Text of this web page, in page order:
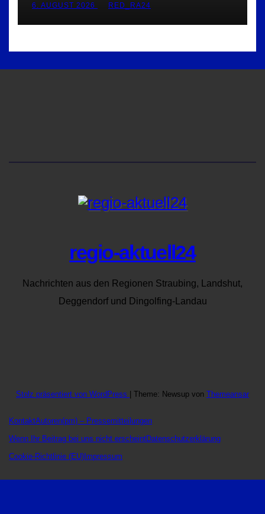
6. AUGUST 2026 RED_RA24
regio-aktuell24
Nachrichten aus den Regionen Straubing, Landshut,
Deggendorf und Dingolfing-Landau
Stolz präsentiert von WordPress Theme: Newsup von Themeansar
KontaktAutoren(pm) – Pressemitteilungen
Wenn Ihr Beitrag bei uns nicht erscheintDatenschutzerklärung
Cookie-Richtlinie (EU) Impressum